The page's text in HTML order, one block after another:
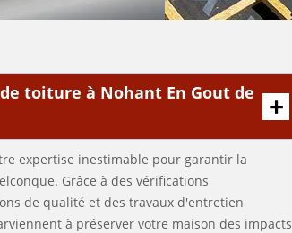
toiture à Nohant En Gout de
expertise inestimable pour garantir la
Grâce à des vérifications
de qualité et des travaux d'entretien
à préserver votre maison des impacts